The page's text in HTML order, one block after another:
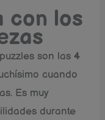
con los
son las4
cuando
Es muy
durante